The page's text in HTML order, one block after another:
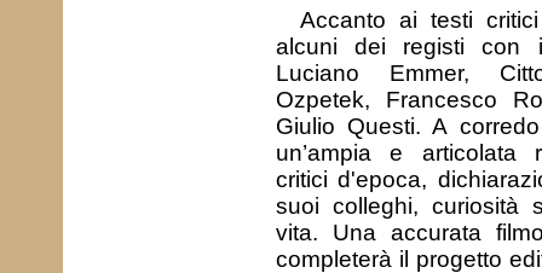
Accanto ai testi
alcuni dei registi con
Luciano Emmer,
Ozpetek, Francesco
Giulio Questi. A
un’ampia e articolata
critici d'epoca,
suoi colleghi, curiosità
vita. Una accurata
completerà il progetto